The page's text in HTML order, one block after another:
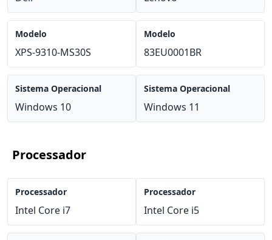
Modelo
XPS-9310-MS30S
Sistema Operacional
Windows 10
Modelo
83EU0001BR
Sistema Operacional
Windows 11
Processador
Processador
Intel Core i7
Processador
Intel Core i5